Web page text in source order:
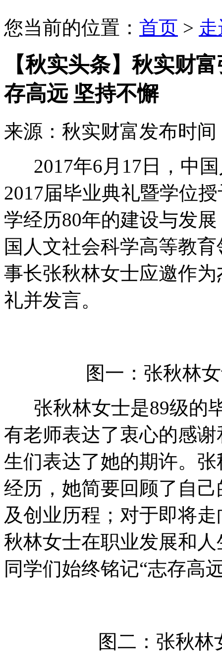
您当前的位置： 首页 >
【秋实头条】秋实财
存高远 坚持不懈
来源：秋实财富发布时间
2017年6月17日，中国
2017届毕业典礼暨学位
学经历80年的建设与发
国人文社会科学高等教
事长张秋林女士应邀作
礼并发言。
图一：张秋林
张秋林女士是89级的
有老师表达了衷心的感
生们表达了她的期许。
经历，她简要回顾了自
及创业历程；对于即将
秋林女士在职业发展和
同学们始终铭记“志存高
图二：张秋